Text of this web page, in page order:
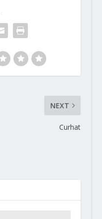
NEXT
Curhat